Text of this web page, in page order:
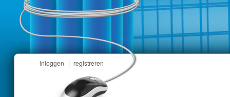
inloggen registreren